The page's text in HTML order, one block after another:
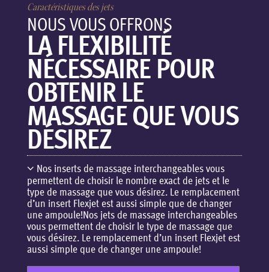
Caractéristiques des jets
NOUS VOUS OFFRONS
LA FLEXIBILITÉ
NÉCESSAIRE POUR
OBTENIR LE
MASSAGE QUE VOUS
DÉSIREZ
Nos inserts de massage interchangeables vous
permettent de choisir le nombre exact de jets et le
type de massage que vous désirez. Le remplacement
d’un insert Flexjet est aussi simple que de changer
une ampoule!Nos jets de massage interchangeables
vous permettent de choisir le type de massage que
vous désirez. Le remplacement d’un insert Flexjet est
aussi simple que de changer une ampoule!